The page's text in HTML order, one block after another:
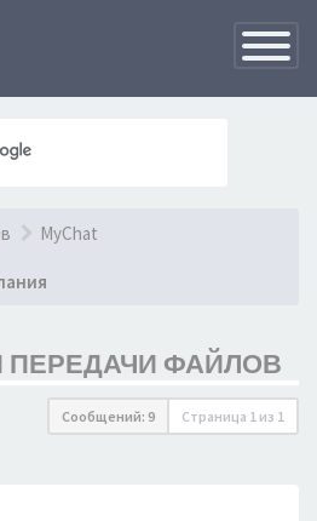
MyChat
ФАЙЛОВ
Сообщений: 9 Страница 1 из 1